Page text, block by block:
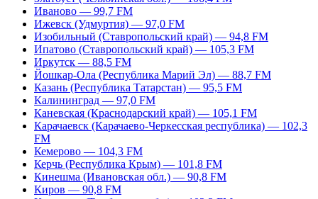
Иваново — 99,7 FM
Ижевск (Удмуртия) — 97,0 FM
Изобильный (Ставропольский край) — 94,8 FM
Ипатово (Ставропольский край) — 105,3 FM
Иркутск — 88,5 FM
Йошкар-Ола (Республика Марий Эл) — 88,7 FM
Казань (Республика Татарстан) — 95,5 FM
Калининград — 97,0 FM
Каневская (Краснодарский край) — 105,1 FM
Карачаевск (Карачаево-Черкесская республика) — 102,3
FM
Кемерово — 104,3 FM
Керчь (Республика Крым) — 101,8 FM
Кинешма (Ивановская обл.) — 90,8 FM
Киров — 90,8 FM